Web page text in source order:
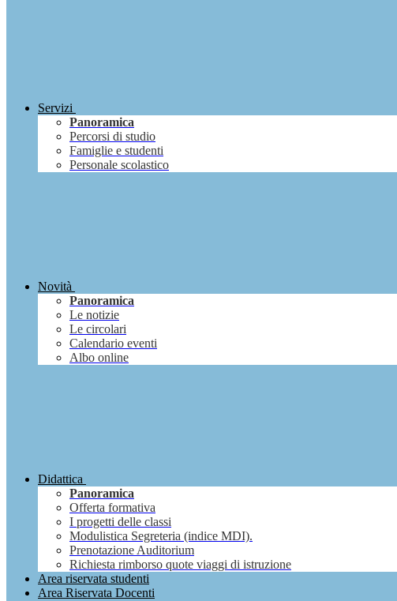
Servizi
Panoramica
Percorsi di studio
Famiglie e studenti
Personale scolastico
Novità
Panoramica
Le notizie
Le circolari
Calendario eventi
Albo online
Didattica
Panoramica
Offerta formativa
I progetti delle classi
Modulistica Segreteria (indice MDI).
Prenotazione Auditorium
Richiesta rimborso quote viaggi di istruzione
Area riservata studenti
Area Riservata Docenti